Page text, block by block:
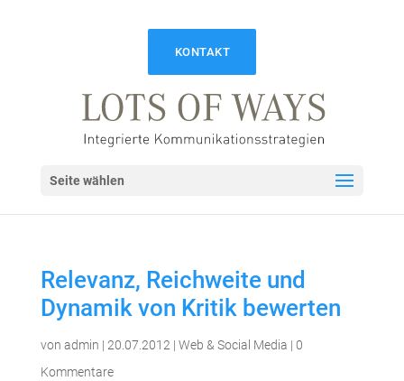
KONTAKT
Seite wählen
Relevanz, Reichweite und
Dynamik von Kritik bewerten
von admin | 20.07.2012 | Web & Social Media | 0
Kommentare